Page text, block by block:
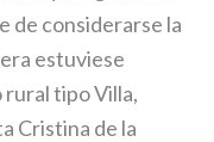
de considerarse la
estuviese
tipo Villa,
Cristina de la